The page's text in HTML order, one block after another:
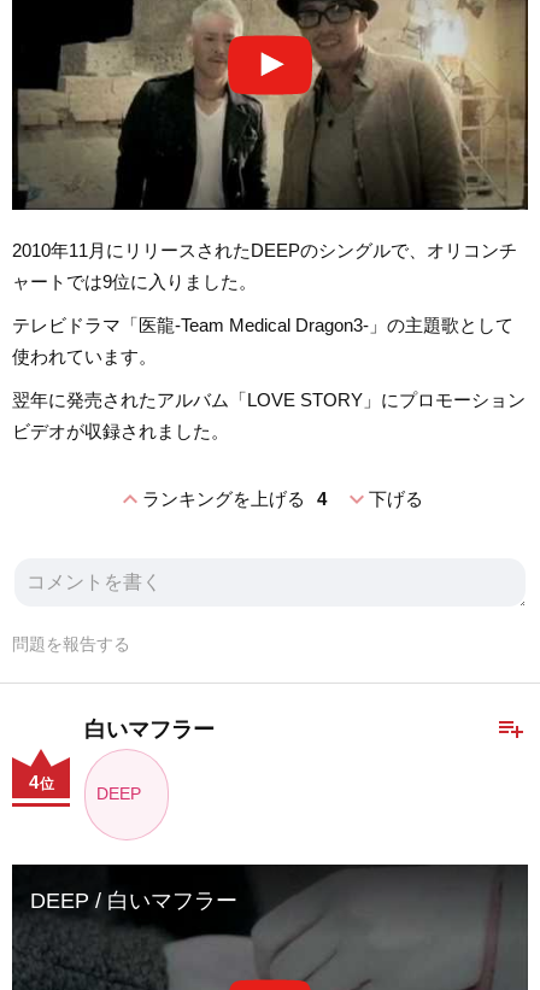
2010年11月にリリースされたDEEPのシングルで、オリコンチ
ャートでは9位に入りました。
テレビドラマ「医龍-Team Medical Dragon3-」の主題歌として
使われています。
翌年に発売されたアルバム「LOVE STORY」にプロモーション
ビデオが収録されました。
expand_lessランキングを上げる 4 expand_more下げる
問題を報告する
playlist_add
白いマフラー
DEEP
4位
DEEP / 白いマフラー